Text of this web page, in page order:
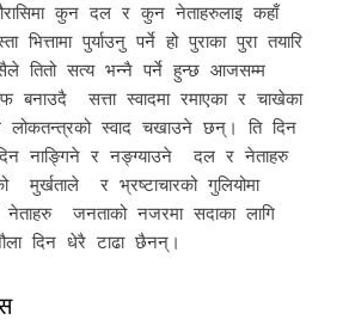
कुन दल र कुन नेताहरुलाइ कहाँ
पुर्याउनु पर्ने हो पुराका पुरा तयारि
तितो सत्य भन्नै पर्ने हुन्छ आजसम्म
बनाउदै सत्ता स्वादमा रमाएका र चाखेका
लोकतन्त्रको स्वाद चखाउने छन्। ति दिन
नाङ्गिने र नङ्ग्याउने दल र नेताहरु
मुर्खताले र भ्रष्टाचारको गुलियोमा
नेताहरु जनताको नजरमा सदाका लागि
दिन धेरै टाढा छैनन्।